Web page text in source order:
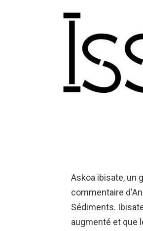
Askoa ibisate, un
commentaire
Sédiments.
augmenté et que